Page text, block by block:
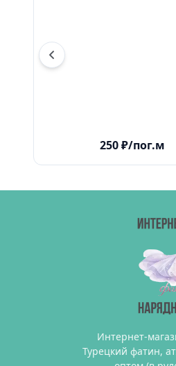
250₽/пог.м
Интернет-
Турецкий фатин,